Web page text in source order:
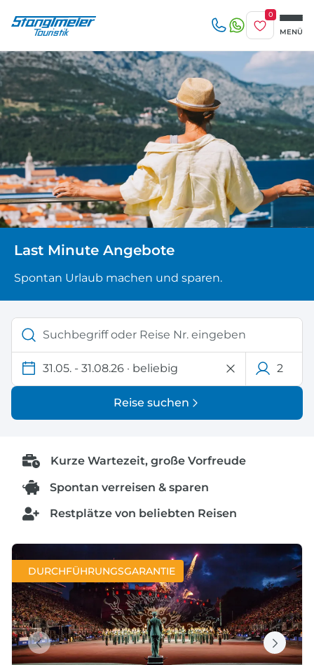
0
MENÜ
Merkliste
Reise/n auf deiner Merkliste
Keine Reisen auf der Merkliste
Zuletzt angesehen
Keine Reisen bislang angesehen
Last Minute Angebote
Spontan Urlaub machen und sparen.
31.05. - 31.08.26 · beliebig
beliebig 1-3 Tage 4-7 Tage
8 Tage und mehr
2
Erwachsene
Kinder
Reise suchen
Kurze Wartezeit, große Vorfreude
Spontan verreisen & sparen
Restplätze von beliebten Reisen
DURCHFÜHRUNGSGARANTIE